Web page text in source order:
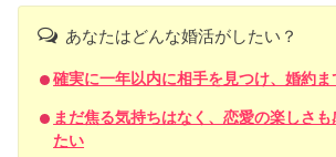
あなたはどんな婚活がしたい？
確実に一年以内に相手を見つけ、婚約
まだ焦る気持ちはなく、恋愛の楽しさ
たい